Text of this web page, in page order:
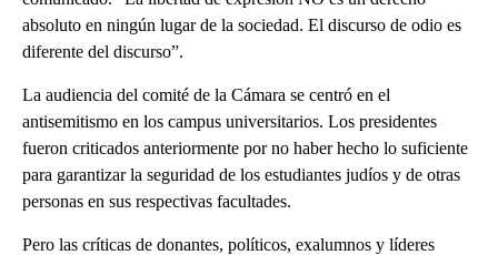
absoluto en ningún lugar de la sociedad. El discurso de odio es
diferente del discurso”.
La audiencia del comité de la Cámara se centró en el
antisemitismo en los campus universitarios. Los presidentes
fueron criticados anteriormente por no haber hecho lo suficiente
para garantizar la seguridad de los estudiantes judíos y de otras
personas en sus respectivas facultades.
Pero las críticas de donantes, políticos, exalumnos y líderes